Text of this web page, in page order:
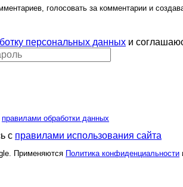
голосовать за комментарии и
персональных данных и
правилами обработки данных
с правилами использования сайта
Применяются Политика конфиденциальности